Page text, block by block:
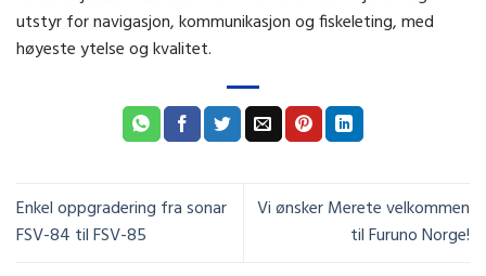
utstyr for navigasjon, kommunikasjon og fiskeleting, med
høyeste ytelse og kvalitet.
Enkel oppgradering fra sonar
FSV-84 til FSV-85
Vi ønsker Merete velkommen
til Furuno Norge!